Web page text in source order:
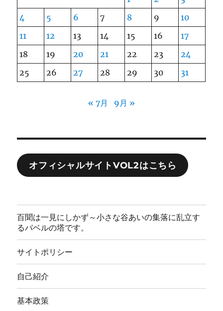
4
5 6 7 8 9
10
11
12 13 14 15 16
17
18
19 20 21 22 23
24
25
26 27 28 29 30 31
« 7月 9月 »
オフィシャルサイトVOL2はこちら
百聞は一見にしかず～小さな谷あいの集落に乱立す
るバベルの塔です。
サイトポリシー
自己紹介
基本政策